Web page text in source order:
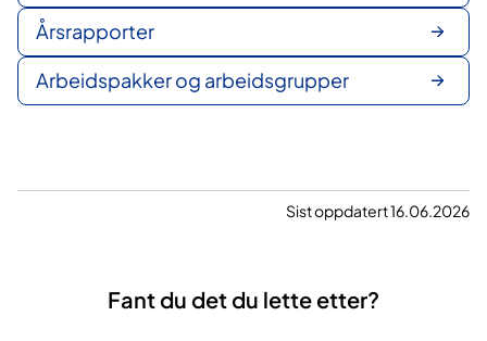
Årsrapporter
Arbeidspakker og arbeidsgrupper
Sist oppdatert 16.06.2026
Fant du det du lette etter?